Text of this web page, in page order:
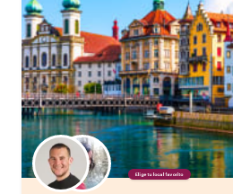
Elige tu local favorito